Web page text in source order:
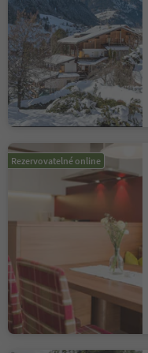
Rezervovatelné online